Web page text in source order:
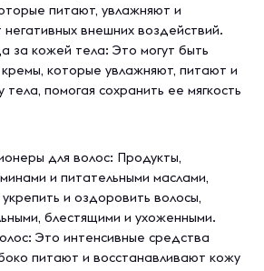
питают, увлажняют и
внешних воздействий.
за кожей тела: Это могут быть
кремы, которые увлажняют, питают и
помогая сохранить ее мягкость
для волос: Продукты,
и питательными маслами,
и оздоровить волосы,
блестящими и ухоженными.
Это интенсивные средства
питают и восстанавливают кожу